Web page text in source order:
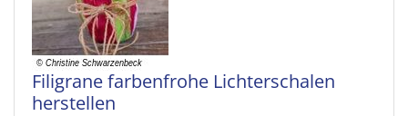
Filigrane farbenfrohe Lichterschalen
herstellen